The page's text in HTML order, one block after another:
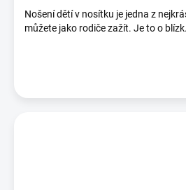
Nošení dětí v nosítku je jedna z
můžete jako rodiče zažít. Je to o